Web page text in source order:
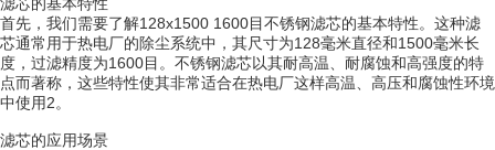
首先，我们需要了解128x1500 1600目不锈钢滤芯的基本特性。这种滤
芯通常用于热电厂的除尘系统中，其尺寸为128毫米直径和1500毫米长
度，过滤精度为1600目。不锈钢滤芯以其耐高温、耐腐蚀和高强度的特
点而著称，这些特性使其非常适合在热电厂这样高温、高压和腐蚀性环境
中使用2。
滤芯的应用场景